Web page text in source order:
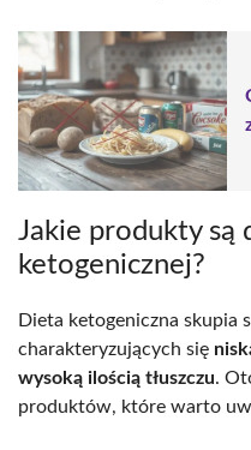
Jakie produkty są
ketogenicznej?
Dieta ketogeniczna skupia
charakteryzujących się
wysoką ilością tłuszczu.
produktów, które warto